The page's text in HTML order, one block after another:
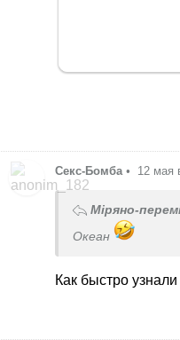
Секс-Бомба • 12 мая
Міряно-
Океан
Как быстро